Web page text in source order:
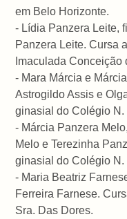
em Belo Horizonte.
- Lídia Panzera Leite,
Panzera Leite. Cursa
Imaculada Conceição
- Mara Márcia e
Astrogildo Assis e
ginasial do Colégio N.
- Márcia Panzera
Melo e Terezinha
ginasial do Colégio N.
- Maria Beatriz
Ferreira Farnese.
Sra. Das Dores.